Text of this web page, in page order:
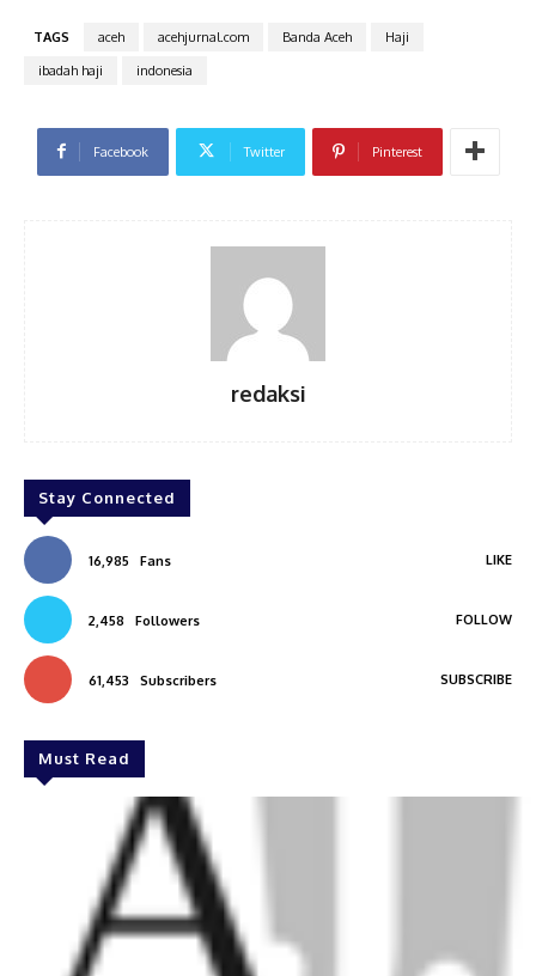
TAGS aceh acehjurnal.com Banda Aceh
Haji
ibadah haji
indonesia
Facebook Twitter Pinterest
redaksi
Stay Connected
16,985 Fans LIKE
2,458 Followers FOLLOW
61,453 Subscribers SUBSCRIBE
Must Read